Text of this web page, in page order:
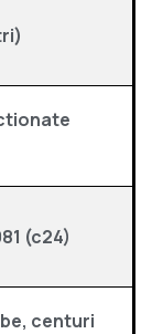
(c24)
centuri